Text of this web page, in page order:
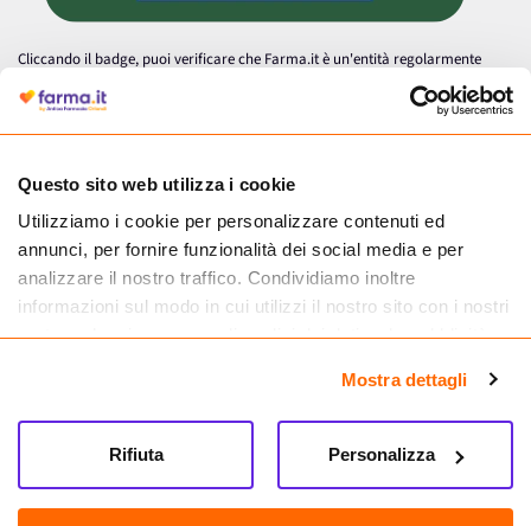
Questo sito web utilizza i cookie
Utilizziamo i cookie per personalizzare contenuti ed
annunci, per fornire funzionalità dei social media e per
analizzare il nostro traffico. Condividiamo inoltre
informazioni sul modo in cui utilizzi il nostro sito con i nostri
partner che si occupano di analisi dei dati web, pubblicità e
informazioni che hai fornito loro o che hanno raccolto dal
tuo utilizzo dei loro servizi.
Mostra dettagli
Personalizza
Rifiuta
Cliccando il badge, puoi verificare che Farma.it è un'entità regolarmente
autorizzata dal Ministero della Salute a effettuare la vendita online di
medicinali.
Farma.it S.a.s. P. IVA 07417261216 REA: NA-884088
CREDITS